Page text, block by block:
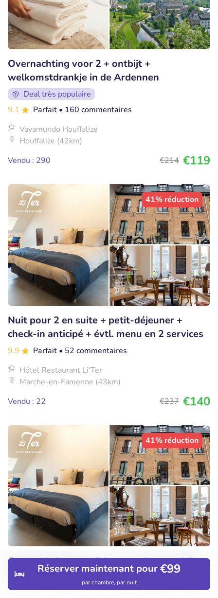
Restaurants Réservations
Réserver maintenant pour€99
par chambre, par nuit
Overnachting voor 2 + ontbijt +
welkomstdrankje in de Ardennen
Deal très populaire
9.1
Parfait • 160 commentaires
Vayamundo Houffalize
Houffalize (42km)
Vendu : 290
€214 €119
41% réduction
Nuit pour 2 en suite + petit-déjeuner +
check-in anticipé + évtl. menu en 2 services
9.9 Parfait • 52 commentaires
Hôtel Restaurant Li'Ter
Marche-en-Famenne (43km)
Vendu : 22
€237 €140
41% réduction
Overnachting voor 2 in een suite + ontbijt +
vroege check-in + evt. 2-gangendiner
9.9 Parfait• 52 commentaires